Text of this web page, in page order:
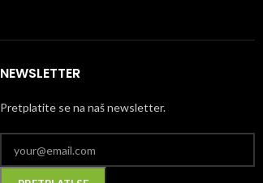
NEWSLETTER
Pretplatite se na naš newsletter.